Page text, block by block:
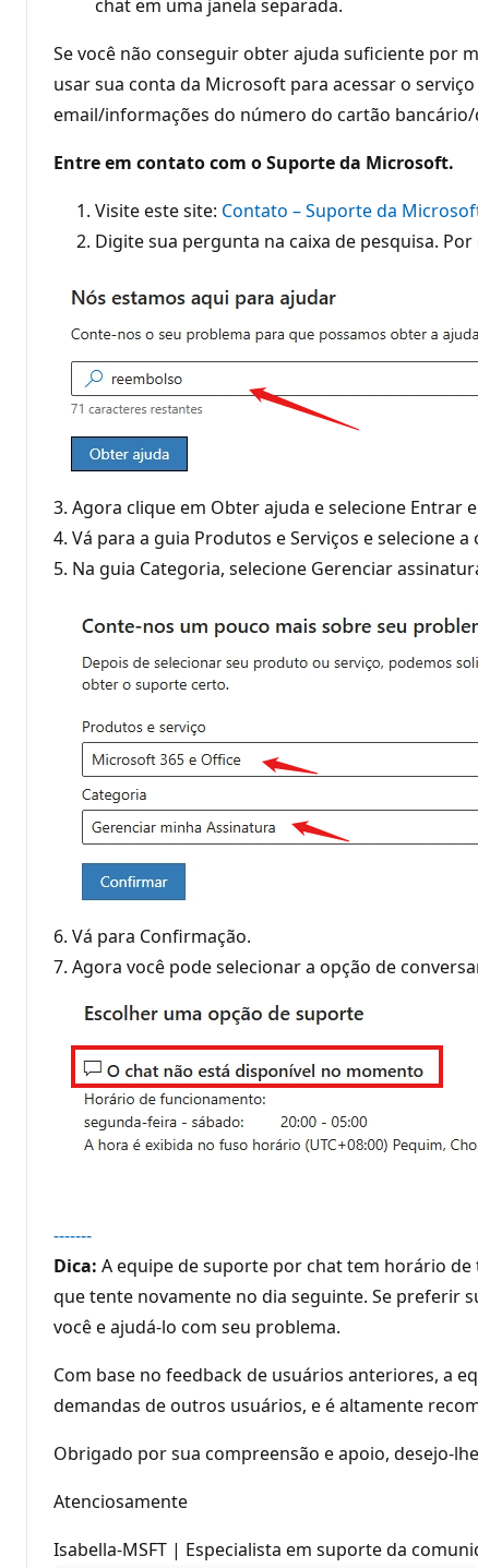
chat em uma janela separada.
Se você não conseguir obter ajuda suficiente por
usar sua conta da Microsoft para acessar o
email/informações do número do cartão
Entre em contato com o Suporte da Microsoft.
Visite este site: Contato – Suporte da
Digite sua pergunta na caixa de pesquisa.
3. Agora clique em Obter ajuda e selecione Entrar
4. Vá para a guia Produtos e Serviços e selecione
5. Na guia Categoria, selecione Gerenciar
6. Vá para Confirmação.
7. Agora você pode selecionar a opção de
-------
Dica: A equipe de suporte por chat tem horário
que tente novamente no dia seguinte. Se preferir
você e ajudá-lo com seu problema.
Com base no feedback de usuários anteriores, a
demandas de outros usuários, e é altamente
Obrigado por sua compreensão e apoio, desejo-
Atenciosamente
Isabella-MSFT | Especialista em suporte da